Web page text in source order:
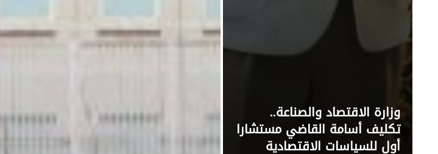
وزارة الاقتصاد والصناعة..
تكليف أسامة القاضي مستشارا
أول للسياسات الاقتصادية